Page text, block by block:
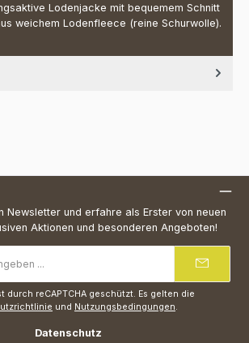
Lodenjacke mit bequemem Schnitt
weichem Lodenfleece (reine Schurwolle).
Newsletter und erfahre als Erster von neuen
Aktionen und besonderen Angeboten!
durch reCAPTCHA geschützt. Es gelten die
und Nutzungsbedingungen
Datenschutz